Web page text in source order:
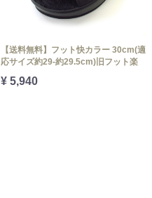
【送料無料】フット快カラー 30cm(適
応サイズ約29-約29.5cm)旧フット楽
¥ 5,940